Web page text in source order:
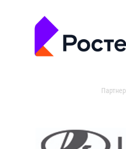
Партнер